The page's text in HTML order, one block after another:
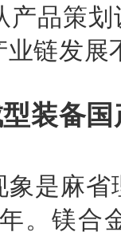
产品策
链发展
装备
是麻省
。镁合